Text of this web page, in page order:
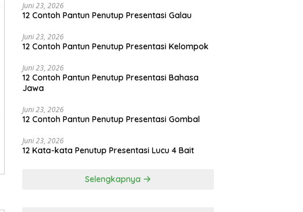
Juni 23, 2026
12 Contoh Pantun Penutup Presentasi Galau
Juni 23, 2026
12 Contoh Pantun Penutup Presentasi Kelompok
Juni 23, 2026
12 Contoh Pantun Penutup Presentasi Bahasa
Jawa
Juni 23, 2026
12 Contoh Pantun Penutup Presentasi Gombal
Juni 23, 2026
12 Kata-kata Penutup Presentasi Lucu 4 Bait
Selengkapnya